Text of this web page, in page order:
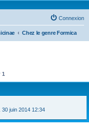
Connexion
Chez le genre Formica
1
30 juin 2014 12:34